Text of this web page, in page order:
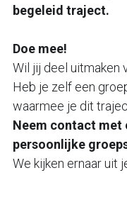
begeleid traject.
Doe mee!
Wil jij deel uitmaken
Heb je zelf een
waarmee je dit
Neem contact met
persoonlijke
We kijken ernaar uit